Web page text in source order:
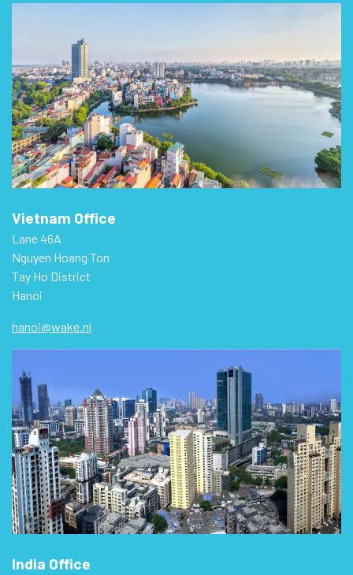
Vietnam Office
Lane 46A
Nguyen Hoang Ton
Tay Ho District
Hanoi
hanoi@wake.nl
India Office